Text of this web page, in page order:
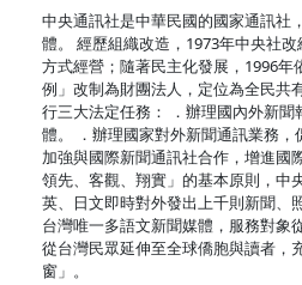
中央通訊社是中華民國的國家通訊社
體。 經歷組織改造，1973年中央社
方式經營；隨著民主化發展，1996年
例」改制為財團法人，定位為全民共
行三大法定任務： ．辦理國內外新
體。 ．辦理國家對外新聞通訊業務，
加強與國際新聞通訊社合作，增進國
領先、客觀、翔實」的基本原則，中
英、日文即時對外發出上千則新聞、
台灣唯一多語文新聞媒體，服務對象
從台灣民眾延伸至全球僑胞與讀者，
窗」。